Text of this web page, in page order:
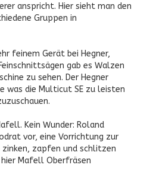
anspricht. Hier sieht man den
Gruppen in
feinem Gerät bei Hegner,
gab es Walzen
zu sehen. Der Hegner
was die Multicut SE zu leisten
Kein Wunder: Roland
vor, eine Vorrichtung zur
zapfen und schlitzen
Mafell Oberfräsen